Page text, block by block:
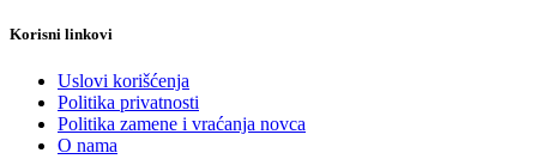
Korisni linkovi
Uslovi korišćenja
Politika privatnosti
Politika zamene i vraćanja novca
O nama